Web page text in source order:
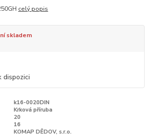
celý popis
skladem
dispozici
k16-0020DIN
Krková příruba
20
16
KOMAP DĚDOV, s.r.o.